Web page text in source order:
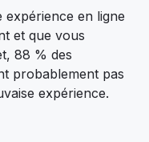
en ligne
et que vous
88 % des
probablement pas
expérience.